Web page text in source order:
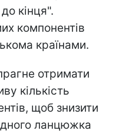
кінця".
компонентів
країнами.
отримати
кількість
щоб знизити
ланцюжка